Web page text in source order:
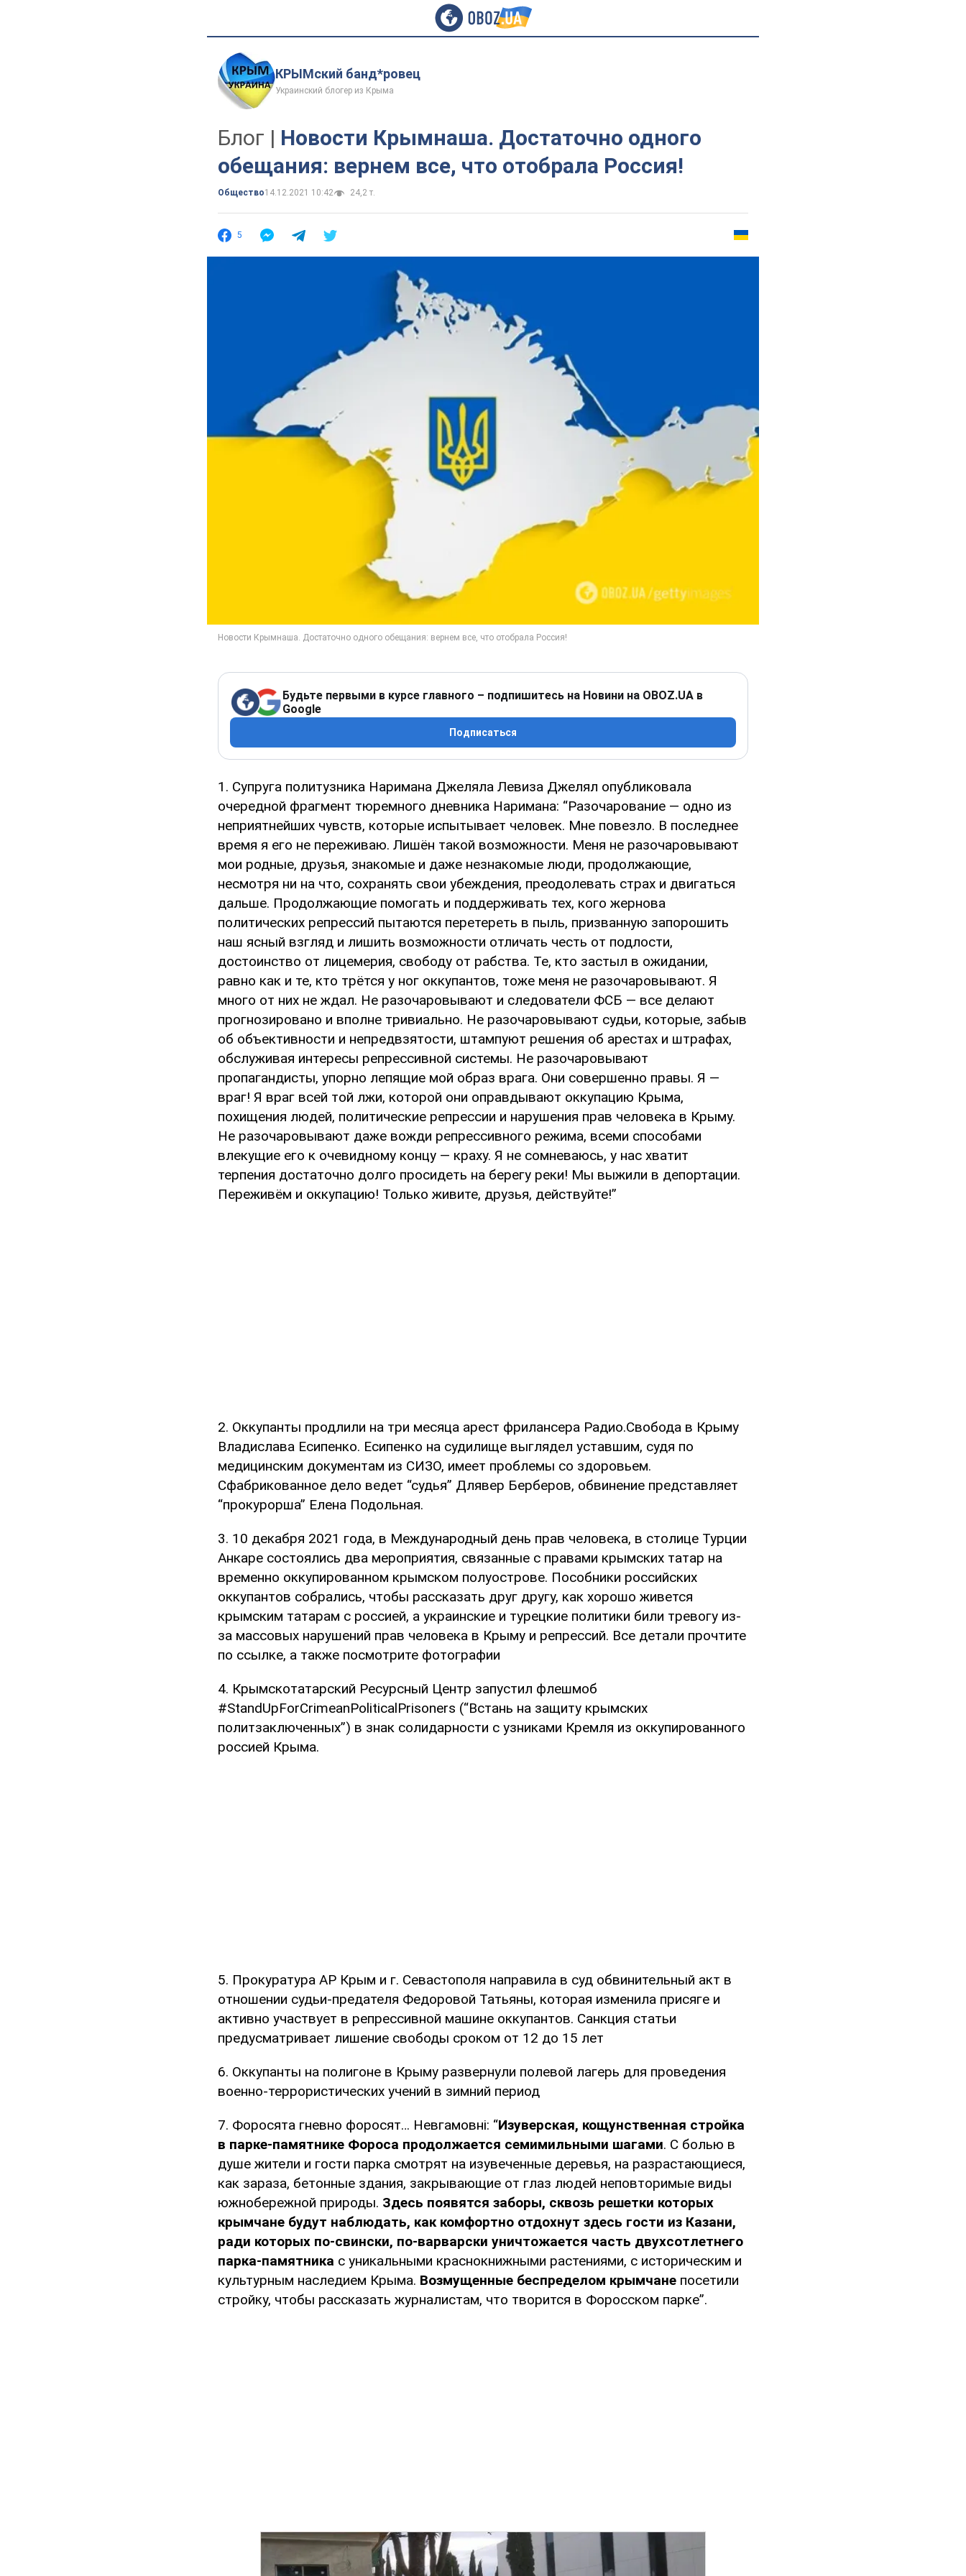
КРЫМский банд*ровец
Украинский блогер из Крыма
Блог | Новости Крымнаша. Достаточно одного
обещания: вернем все, что отобрала Россия!
Общество14.12.2021 10:42 24,2 т.
5
Будьте первыми в курсе главного – подпишитесь на Новини на OBOZ.UA в
Google
Подписаться
1. Супруга политузника Наримана Джеляла Левиза Джелял опубликовала
очередной фрагмент тюремного дневника Наримана: “Разочарование — одно из
неприятнейших чувств, которые испытывает человек. Мне повезло. В последнее
время я его не переживаю. Лишён такой возможности. Меня не разочаровывают
мои родные, друзья, знакомые и даже незнакомые люди, продолжающие,
несмотря ни на что, сохранять свои убеждения, преодолевать страх и двигаться
дальше. Продолжающие помогать и поддерживать тех, кого жернова
политических репрессий пытаются перетереть в пыль, призванную запорошить
наш ясный взгляд и лишить возможности отличать честь от подлости,
достоинство от лицемерия, свободу от рабства. Те, кто застыл в ожидании,
равно как и те, кто трётся у ног оккупантов, тоже меня не разочаровывают. Я
много от них не ждал. Не разочаровывают и следователи ФСБ — все делают
прогнозировано и вполне тривиально. Не разочаровывают судьи, которые, забыв
об объективности и непредвзятости, штампуют решения об арестах и штрафах,
обслуживая интересы репрессивной системы. Не разочаровывают
пропагандисты, упорно лепящие мой образ врага. Они совершенно правы. Я —
враг! Я враг всей той лжи, которой они оправдывают оккупацию Крыма,
похищения людей, политические репрессии и нарушения прав человека в Крыму.
Не разочаровывают даже вожди репрессивного режима, всеми способами
влекущие его к очевидному концу — краху. Я не сомневаюсь, у нас хватит
терпения достаточно долго просидеть на берегу реки! Мы выжили в депортации.
Переживём и оккупацию! Только живите, друзья, действуйте!”
2. Оккупанты продлили на три месяца арест фрилансера Радио.Свобода в Крыму
Владислава Есипенко. Есипенко на судилище выглядел уставшим, судя по
медицинским документам из СИЗО, имеет проблемы со здоровьем.
Сфабрикованное дело ведет “судья” Длявер Берберов, обвинение представляет
“прокурорша” Елена Подольная.
3. 10 декабря 2021 года, в Международный день прав человека, в столице Турции
Анкаре состоялись два мероприятия, связанные с правами крымских татар на
временно оккупированном крымском полуострове. Пособники российских
оккупантов собрались, чтобы рассказать друг другу, как хорошо живется
крымским татарам с россией, а украинские и турецкие политики били тревогу из-
за массовых нарушений прав человека в Крыму и репрессий. Все детали прочтите
по ссылке, а также посмотрите фотографии
4. Крымскотатарский Ресурсный Центр запустил флешмоб
#StandUpForCrimeanPoliticalPrisoners (“Встань на защиту крымских
политзаключенных”) в знак солидарности с узниками Кремля из оккупированного
россией Крыма.
5. Прокуратура АР Крым и г. Севастополя направила в суд обвинительный акт в
отношении судьи-предателя Федоровой Татьяны, которая изменила присяге и
активно участвует в репрессивной машине оккупантов. Санкция статьи
предусматривает лишение свободы сроком от 12 до 15 лет
6. Оккупанты на полигоне в Крыму развернули полевой лагерь для проведения
военно-террористических учений в зимний период
7. Форосята гневно форосят… Невгамовні: “Изуверская, кощунственная стройка
в парке-памятнике Фороса продолжается семимильными шагами. С болью в
душе жители и гости парка смотрят на изувеченные деревья, на разрастающиеся,
как зараза, бетонные здания, закрывающие от глаз людей неповторимые виды
южнобережной природы. Здесь появятся заборы, сквозь решетки которых
крымчане будут наблюдать, как комфортно отдохнут здесь гости из Казани,
ради которых по-свински, по-варварски уничтожается часть двухсотлетнего
парка-памятника с уникальными краснокнижными растениями, с историческим и
культурным наследием Крыма. Возмущенные беспределом крымчане посетили
стройку, чтобы рассказать журналистам, что творится в Форосском парке”.